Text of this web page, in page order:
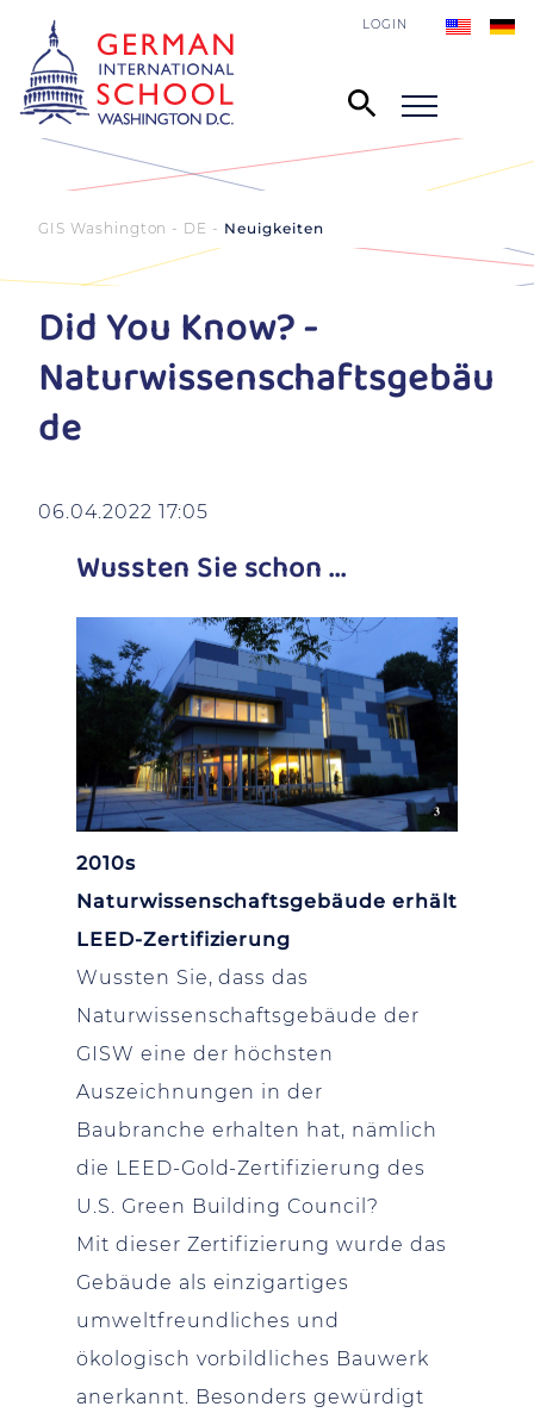
LOGIN
GIS Washington - DE Neuigkeiten
Did You Know? -
Naturwissenschaftsgebäu
de
06.04.2022 17:05
Wussten Sie schon ...
2010s
Naturwissenschaftsgebäude erhält
LEED-Zertifizierung
Wussten Sie, dass das
Naturwissenschaftsgebäude der
GISW eine der höchsten
Auszeichnungen in der
Baubranche erhalten hat, nämlich
die LEED-Gold-Zertifizierung des
U.S. Green Building Council?
Mit dieser Zertifizierung wurde das
Gebäude als einzigartiges
umweltfreundliches und
ökologisch vorbildliches Bauwerk
anerkannt. Besonders gewürdigt